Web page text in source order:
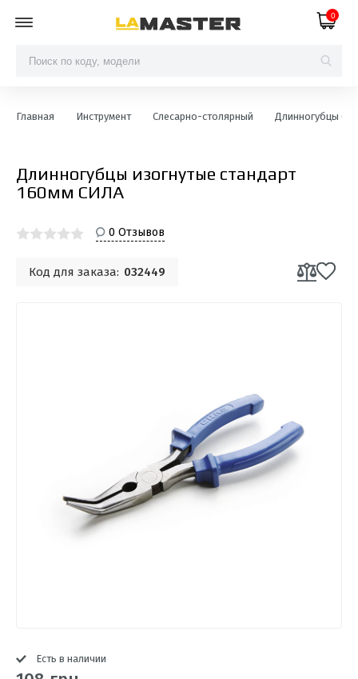
0
Главная Инструмент Слесарно-столярный Длинногубцы
Длинногубцы изогнутые стандарт
160мм СИЛА
0 Отзывов
Код для заказа: 032449
Есть в наличии